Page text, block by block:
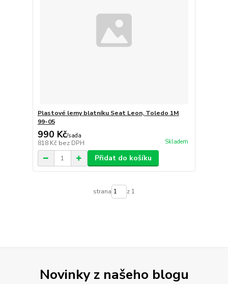
Plastové lemy blatníku Seat Leon, Toledo 1M
99-05
990 Kč/sada
818 Kč bez DPH Skladem
Přidat do košíku
strana z 1
Novinky z našeho blogu